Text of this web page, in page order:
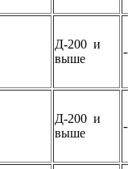
Д-200 и
выше
Д-200 и
выше